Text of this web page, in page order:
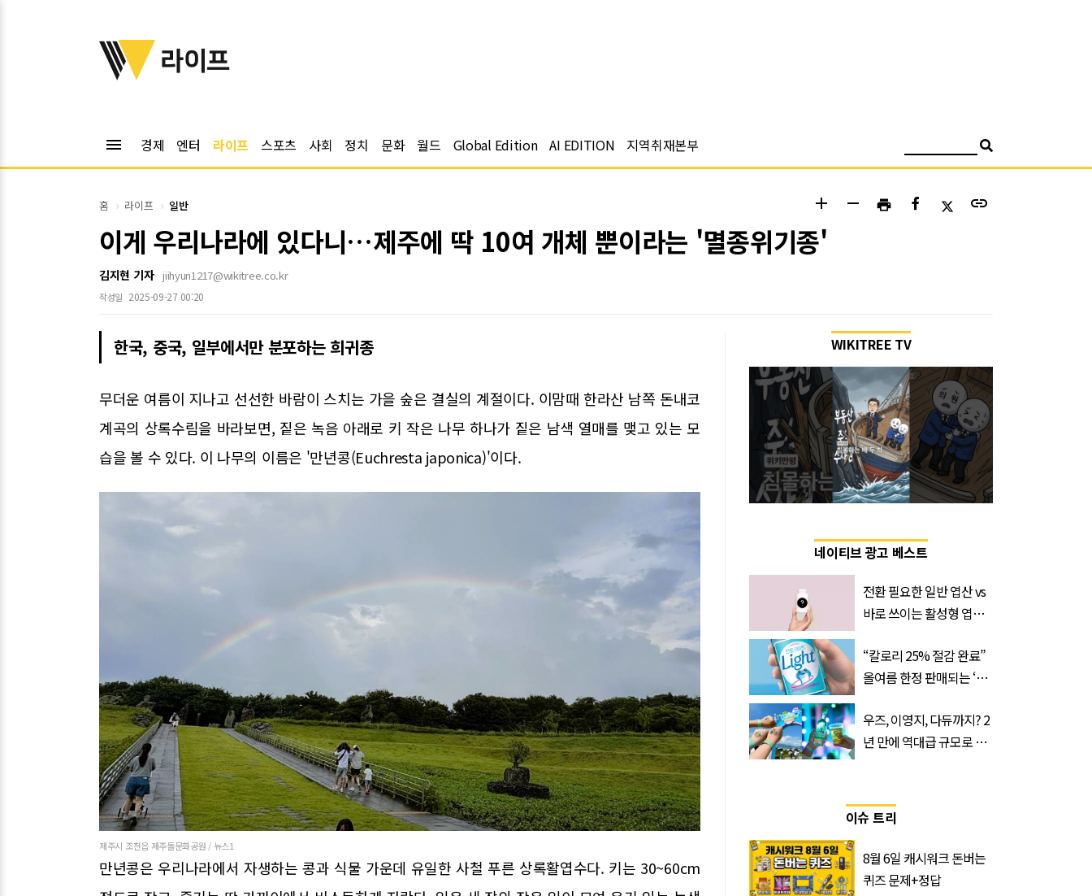
위키트리
라이프
menu 경제 엔터 라이프 스포츠 사회 정치 문화 월드 Global Edition AI EDITION 지역취재본부
홈 라이프 일반 add remove print link
이게 우리나라에 있다니…제주에 딱 10여 개체 뿐이라는 '멸종위기종'
김지현 기자 jiihyun1217@wikitree.co.kr
작성일 2025-09-27 00:20
한국, 중국, 일부에서만 분포하는 희귀종
무더운 여름이 지나고 선선한 바람이 스치는 가을 숲은 결실의 계절이다. 이맘때 한라산 남쪽 돈내코
계곡의 상록수림을 바라보면, 짙은 녹음 아래로 키 작은 나무 하나가 짙은 남색 열매를 맺고 있는 모
습을 볼 수 있다. 이 나무의 이름은 '만년콩(Euchresta japonica)'이다.
제주시 조천읍 제주돌문화공원 / 뉴스1
만년콩은 우리나라에서 자생하는 콩과 식물 가운데 유일한 사철 푸른 상록활엽수다. 키는 30~60cm
WIKITREE TV
네이티브 광고 베스트
전환 필요한 일반 엽산 vs
바로 쓰이는 활성형 엽
‘Quatrefolic®’ 주목
“칼로리 25% 절감 완료”
올여름 한정 판매되는 ‘최
우즈, 이영지, 다듀까지? 2
년 만에 역대급 규모로 돌
이슈 트리
8월 6일 캐시워크 돈버는
퀴즈 문제+정답